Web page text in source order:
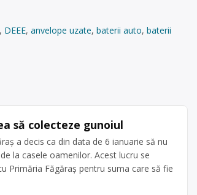
, DEEE, anvelope uzate, baterii auto, baterii
să colecteze gunoiul
a decis ca din data de 6 ianuarie să nu
la casele oamenilor. Acest lucru se
Primăria Făgăraş pentru suma care să fie